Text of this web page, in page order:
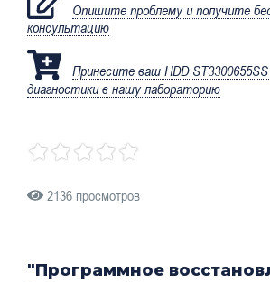
Опишите проблему и получите
консультацию
Принесите ваш HDD
диагностики в нашу лабораторию
2136 просмотров
"Программное